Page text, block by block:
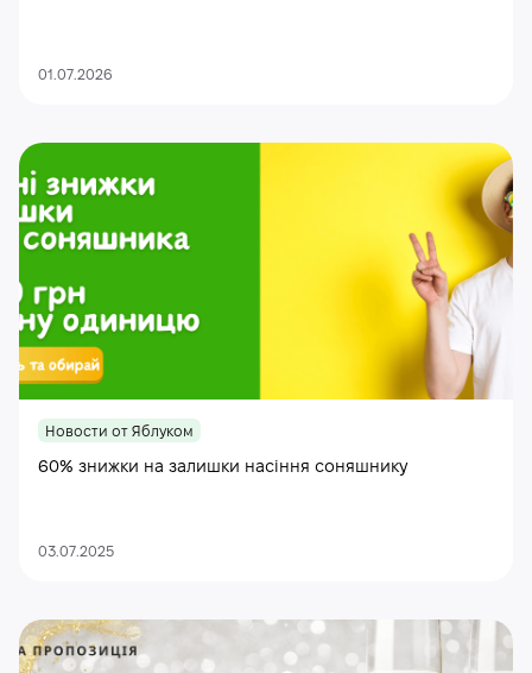
01.07.2026
Новости от Яблуком
60% знижки на залишки насіння соняшнику
03.07.2025